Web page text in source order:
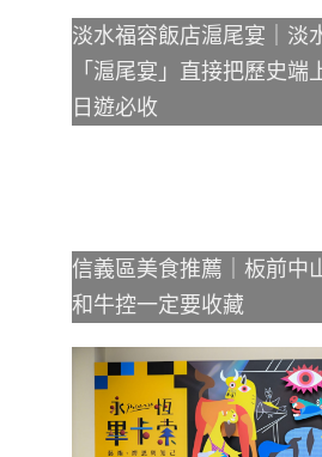
淡水福容飯店滬尾宴｜淡
「滬尾宴」直接把歷史
日遊必收
信義區美食推薦｜板前中
和牛控一定要收藏